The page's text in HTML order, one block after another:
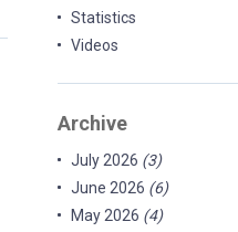
Statistics
Videos
Archive
July 2026 (3)
June 2026 (6)
May 2026 (4)